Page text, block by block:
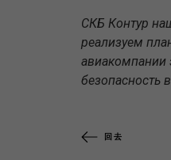
СКБ Контур
реализуем
авиакомпании
безопасность
回去